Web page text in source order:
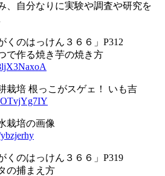
、自分なりに実験や調査や研究を
くのはっけん３６６」P312
で作る焼き芋の焼き方
栽培 根っこがスゲェ！ いも吉
栽培の画像
くのはっけん３６６」P319
の捕まえ方